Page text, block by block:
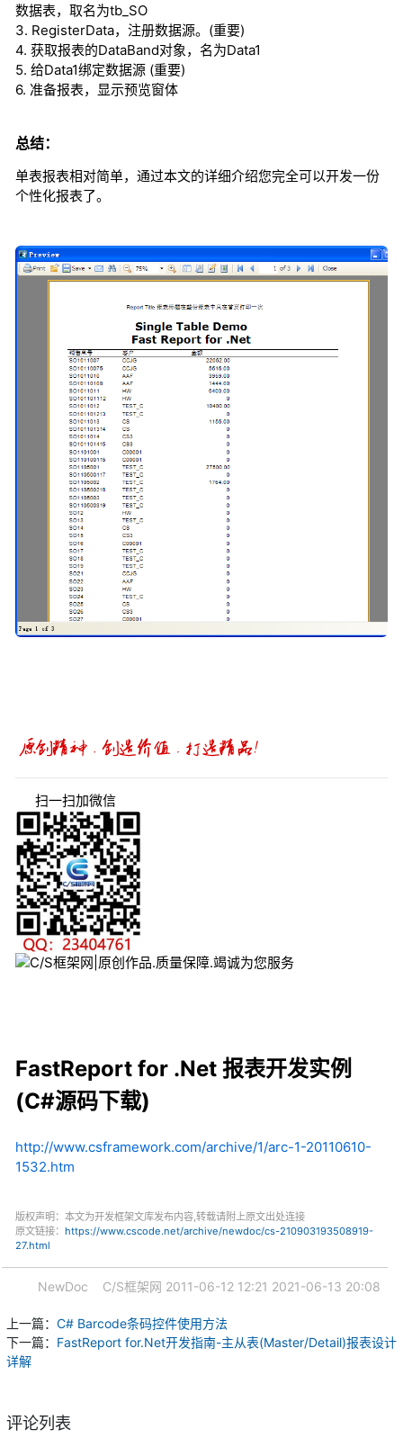
数据表，取名为tb_SO
3. RegisterData，注册数据源。(重要)
4. 获取报表的DataBand对象，名为Data1
5. 给Data1绑定数据源 (重要)
6. 准备报表，显示预览窗体
总结：
单表报表相对简单，通过本文的详细介绍您完全可以开发一份
个性化报表了。
扫一扫加微信
FastReport for .Net 报表开发实例
(C#源码下载)
http://www.csframework.com/archive/1/arc-1-20110610-
1532.htm
版权声明：本文为开发框架文库发布内容,转载请附上原文出处连接
原文链接： https://www.cscode.net/archive/newdoc/cs-210903193508919-
27.html
NewDoc C/S框架网 2011-06-12 12:21 2021-06-13 20:08
上一篇： C# Barcode条码控件使用方法
下一篇： FastReport for.Net开发指南-主从表(Master/Detail)报表设计
详解
评论列表